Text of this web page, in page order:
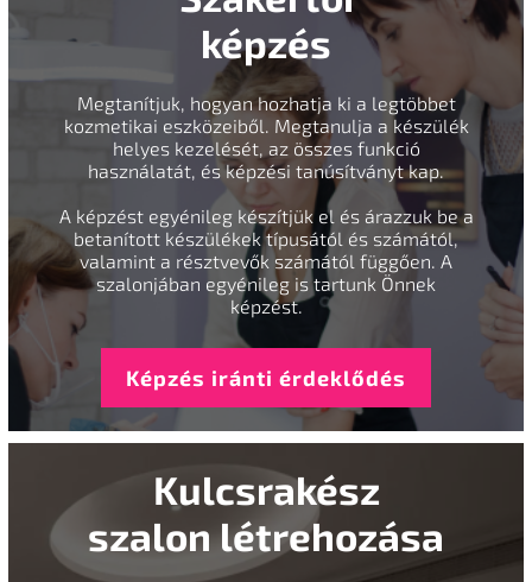
képzés
Megtanítjuk, hogyan hozhatja ki a legtöbbet
kozmetikai eszközeiből. Megtanulja a készülék
helyes kezelését, az összes funkció
használatát, és képzési tanúsítványt kap.
A képzést egyénileg készítjük el és árazzuk be a
betanított készülékek típusától és számától,
valamint a résztvevők számától függően. A
szalonjában egyénileg is tartunk Önnek
képzést.
Képzés iránti érdeklődés
Kulcsrakész
szalon létrehozása